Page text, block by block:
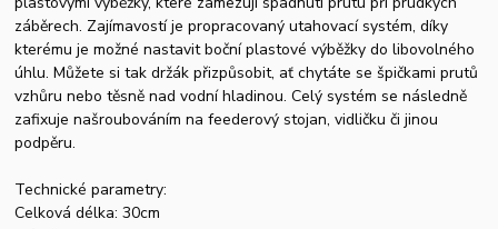
záběrech. Zajímavostí je propracovaný utahovací systém, díky
kterému je možné nastavit boční plastové výběžky do libovolného
úhlu. Můžete si tak držák přizpůsobit, ať chytáte se špičkami prutů
vzhůru nebo těsně nad vodní hladinou. Celý systém se následně
zafixuje našroubováním na feederový stojan, vidličku či jinou
podpěru.
Technické parametry:
Celková délka: 30cm